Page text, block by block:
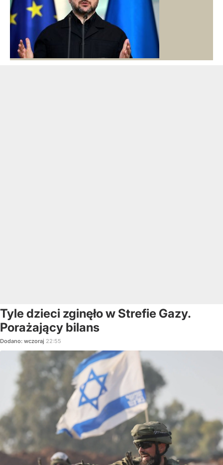
Tyle dzieci zginęło w Strefie Gazy.
Porażający bilans
Dodano: wczoraj 22:55